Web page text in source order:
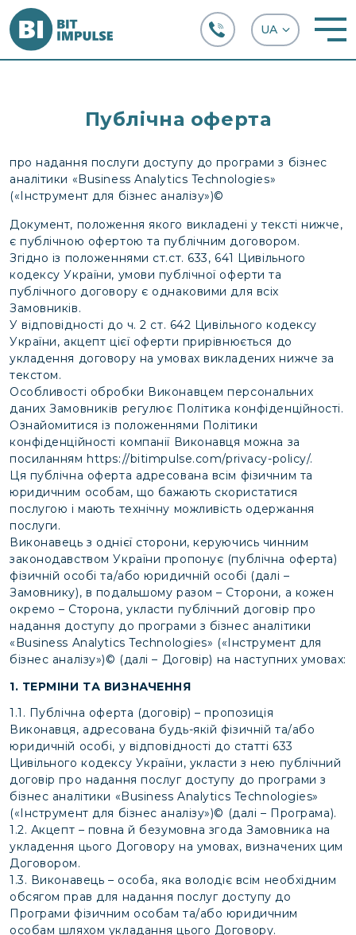
Публічна оферта
про надання послуги доступу до програми з бізнес
аналітики «Business Analytics Technologies»
(«Інструмент для бізнес аналізу»)©
Документ, положення якого викладені у тексті нижче,
є публічною офертою та публічним договором.
Згідно із положеннями ст.ст. 633, 641 Цивільного
кодексу України, умови публічної оферти та
публічного договору є однаковими для всіх
Замовників.
У відповідності до ч. 2 ст. 642 Цивільного кодексу
України, акцепт цієї оферти прирівнюється до
укладення договору на умовах викладених нижче за
текстом.
Особливості обробки Виконавцем персональних
даних Замовників регулює Політика конфіденційності.
Ознайомитися із положеннями Політики
конфіденційності компанії Виконавця можна за
посиланнямhttps://bitimpulse.com/privacy-policy/.
Ця публічна оферта адресована всім фізичним та
юридичним особам, що бажають скористатися
послугою і мають технічну можливість одержання
послуги.
Виконавець з однієї сторони, керуючись чинним
законодавством України пропонує (публічна оферта)
фізичній особі та/або юридичній особі (далі –
Замовнику), в подальшому разом – Сторони, а кожен
окремо – Сторона, укласти публічний договір про
надання доступу до програми з бізнес аналітики
«Business Analytics Technologies» («Інструмент для
бізнес аналізу»)© (далі – Договір) на наступних умовах:
1. ТЕРМІНИ ТА ВИЗНАЧЕННЯ
1.1. Публічна оферта (договір) – пропозиція
Виконавця, адресована будь-якій фізичній та/або
юридичній особі, у відповідності до статті 633
Цивільного кодексу України, укласти з нею публічний
договір про надання послуг доступу до програми з
бізнес аналітики «Business Analytics Technologies»
(«Інструмент для бізнес аналізу»)© (далі – Програма).
1.2. Акцепт – повна й безумовна згода Замовника на
укладення цього Договору на умовах, визначених цим
Договором.
1.3. Виконавець – особа, яка володіє всім необхідним
обсягом прав для надання послуг доступу до
Програми фізичним особам та/або юридичним
особам шляхом укладання цього Договору.